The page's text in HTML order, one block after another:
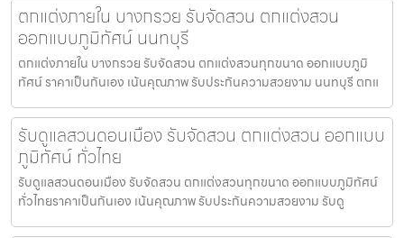
ตกแต่งภายใน บางกรวย รับจัดสวน ตกแต่งสวน
ออกแบบภูมิทัศน์ นนทบุรี
ตกแต่งภายใน บางกรวย รับจัดสวน ตกแต่งสวนทุกขนาด ออกแบบภูมิ
ทัศน์ ราคาเป็นกันเอง เน้นคุณภาพ รับประกันความสวยงาม นนทบุรี ตกแ
รับดูแลสวนดอนเมือง รับจัดสวน ตกแต่งสวน ออกแบบ
ภูมิทัศน์ ทั่วไทย
รับดูแลสวนดอนเมือง รับจัดสวน ตกแต่งสวนทุกขนาด ออกแบบภูมิทัศน์
ทั่วไทยราคาเป็นกันเอง เน้นคุณภาพ รับประกันความสวยงาม รับดู